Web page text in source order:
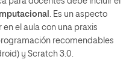
. Es un aspecto
el aula con una praxis
recomendables
) y Scratch 3.0.